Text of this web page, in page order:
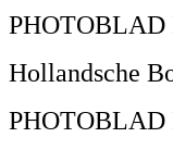
PHOTOBLAD
Hollandsche